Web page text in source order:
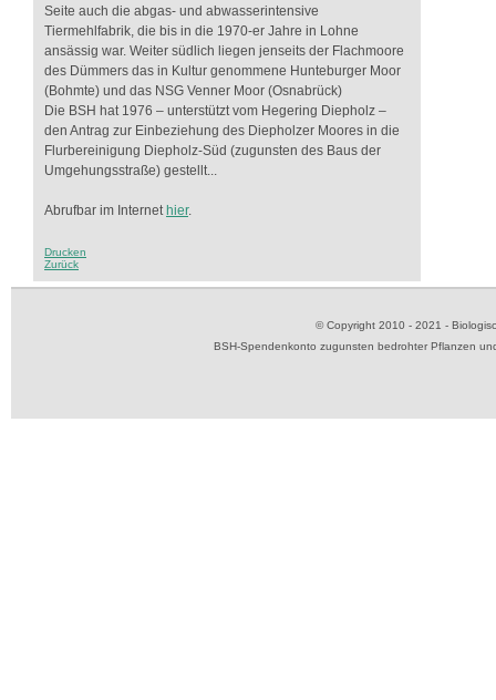
Seite auch die abgas- und abwasserintensive
Tiermehlfabrik, die bis in die 1970-er Jahre in Lohne
ansässig war. Weiter südlich liegen jenseits der Flachmoore
des Dümmers das in Kultur genommene Hunteburger Moor
(Bohmte) und das NSG Venner Moor (Osnabrück)
Die BSH hat 1976 – unterstützt vom Hegering Diepholz –
den Antrag zur Einbeziehung des Diepholzer Moores in die
Flurbereinigung Diepholz-Süd (zugunsten des Baus der
Umgehungsstraße) gestellt...
Abrufbar im Internet hier.
Drucken
Zurück
© Copyright 2010 - 2021 -
BSH-Spendenkonto zugunsten bedrohter Pflanzen